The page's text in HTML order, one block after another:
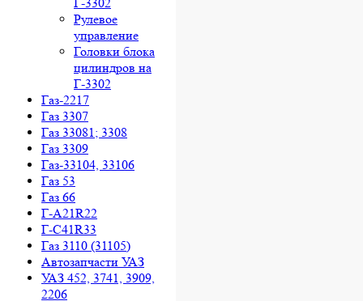
Рулевое
управление
Головки блока
цилиндров на
Г-3302
Газ-2217
Газ 3307
Газ 33081; 3308
Газ 3309
Газ-33104, 33106
Газ 53
Газ 66
Г-A21R22
Г-C41R33
Газ 3110 (31105)
Автозапчасти УАЗ
УАЗ 452, 3741, 3909,
2206